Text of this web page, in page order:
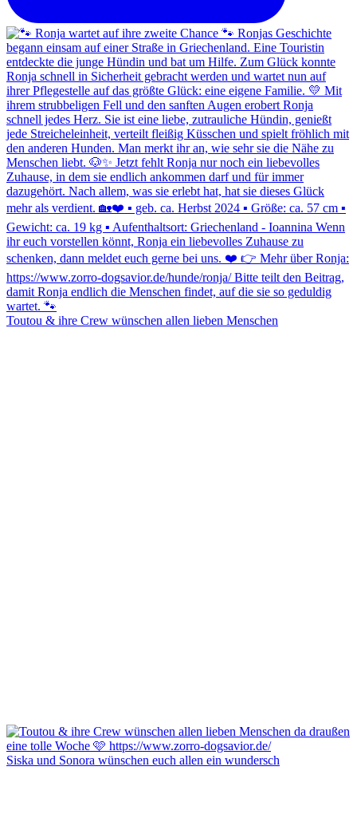
Toutou & ihre Crew wünschen allen lieben Menschen
Siska und Sonora wünschen euch allen ein wundersch